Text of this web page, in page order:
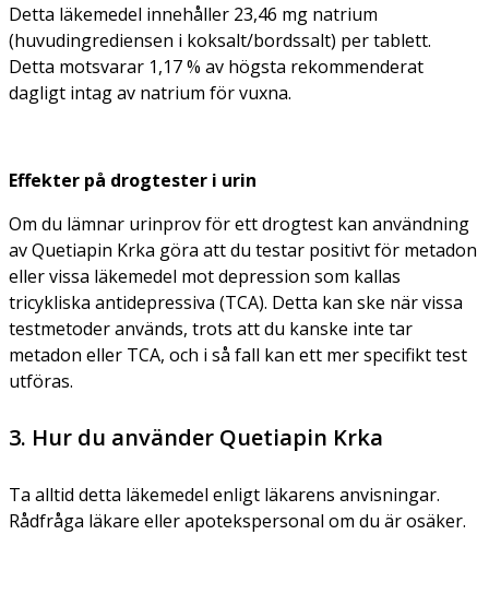
Detta läkemedel innehåller 23,46 mg natrium
(huvudingrediensen i koksalt/bordssalt) per tablett.
Detta motsvarar 1,17 % av högsta rekommenderat
dagligt intag av natrium för vuxna.
Effekter på drogtester i urin
Om du lämnar urinprov för ett drogtest kan användning
av Quetiapin Krka göra att du testar positivt för metadon
eller vissa läkemedel mot depression som kallas
tricykliska antidepressiva (TCA). Detta kan ske när vissa
testmetoder används, trots att du kanske inte tar
metadon eller TCA, och i så fall kan ett mer specifikt test
utföras.
3. Hur du använder Quetiapin Krka
Ta alltid detta läkemedel enligt läkarens anvisningar.
Rådfråga läkare eller apotekspersonal om du är osäker.